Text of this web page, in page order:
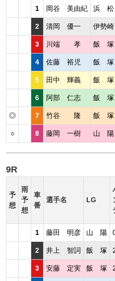
1 岡谷 美由紀 浜 松
2 清岡 優一 伊勢崎
3 川端 孝 飯 塚
4 佐藤 裕児 飯 塚
5 田中 輝義 飯 塚
6 阿部 仁志 飯 塚
◎ 7 竹谷 隆 飯 塚
○ 8 藤岡 一樹 山 陽
9R
予
想
雨
予
想
車
番
選手名 LG
1 藤田 明彦 山 陽
2 井上 智詞 飯 塚
3 安藤 定実 飯 塚